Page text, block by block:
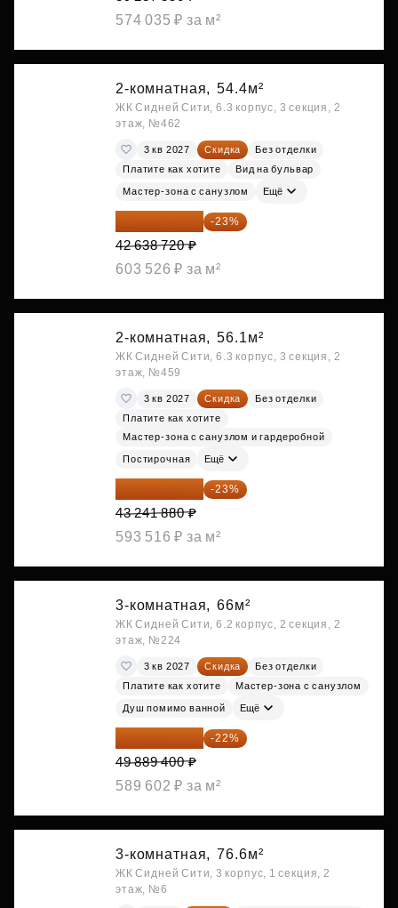
574 035 ₽ за м²
2-комнатная, 54.4м²
ЖК Сидней Сити, 6.3 корпус, 3 секция, 2
этаж, №462
3 кв 2027 Скидка
Без отделки
Платите как хотите
Вид на бульвар
Мастер-зона с санузлом Ещё
32 831 814 ₽ -23%
42 638 720 ₽
603 526 ₽ за м²
2-комнатная, 56.1м²
ЖК Сидней Сити, 6.3 корпус, 3 секция, 2
этаж, №459
3 кв 2027 Скидка
Без отделки
Платите как хотите
Мастер-зона с санузлом и гардеробной
Постирочная Ещё
33 296 248 ₽ -23%
43 241 880 ₽
593 516 ₽ за м²
3-комнатная, 66м²
ЖК Сидней Сити, 6.2 корпус, 2 секция, 2
этаж, №224
3 кв 2027 Скидка
Без отделки
Платите как хотите
Мастер-зона с санузлом
Душ помимо ванной Ещё
38 913 732 ₽ -22%
49 889 400 ₽
589 602 ₽ за м²
3-комнатная, 76.6м²
ЖК Сидней Сити, 3 корпус, 1 секция, 2
этаж, №6